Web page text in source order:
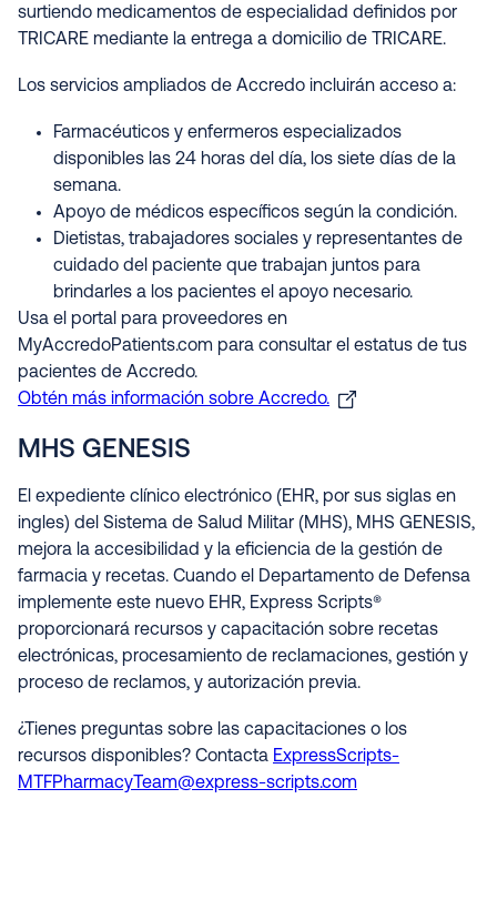
surtiendo medicamentos de especialidad definidos por
TRICARE mediante la entrega a domicilio de TRICARE.
Los servicios ampliados de Accredo incluirán acceso a:
Farmacéuticos y enfermeros especializados
disponibles las 24 horas del día, los siete días de la
semana.
Apoyo de médicos específicos según la condición.
Dietistas, trabajadores sociales y representantes de
cuidado del paciente que trabajan juntos para
brindarles a los pacientes el apoyo necesario.
Usa el portal para proveedores en
MyAccredoPatients.com para consultar el estatus de tus
pacientes de Accredo.
Obtén más información sobre Accredo.
MHS GENESIS
El expediente clínico electrónico (EHR, por sus siglas en
ingles) del Sistema de Salud Militar (MHS), MHS GENESIS,
mejora la accesibilidad y la eficiencia de la gestión de
farmacia y recetas. Cuando el Departamento de Defensa
implemente este nuevo EHR, Express Scripts®
proporcionará recursos y capacitación sobre recetas
electrónicas, procesamiento de reclamaciones, gestión y
proceso de reclamos, y autorización previa.
¿Tienes preguntas sobre las capacitaciones o los
recursos disponibles? Contacta ExpressScripts-
MTFPharmacyTeam@express-scripts.com